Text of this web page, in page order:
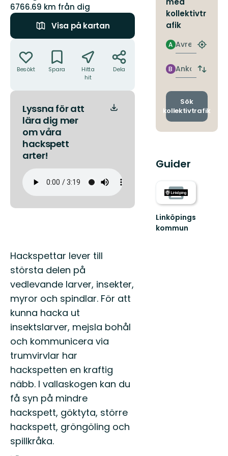
6766.69 km från dig
Visa på kartan
Besökt Spara
Hitta
hit
Dela
Lyssna för att
lära dig mer
om våra
hackspett
arter!
Beskrivning
Hackspettar lever till
största delen på
vedlevande larver, insekter,
myror och spindlar. För att
kunna hacka ut
insektslarver, mejsla bohål
och kommunicera via
trumvirvlar har
hackspetten en kraftig
näbb. I vallaskogen kan du
få syn på mindre
hackspett, göktyta, större
hackspett, gröngöling och
spillkråka.
kollektivtr
afik
Avresa
A
Hitta
Ankomst
B
Byt
och
Sök
kollektivtrafik
Guider
Linköpings
kommun